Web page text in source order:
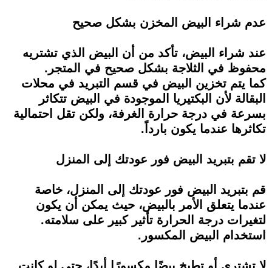
عدم شراء البيض المخزن بشكل صحيح
عند شراء البيض، تأكد من أن البيض الذي تشتريه
محفوظ في الثلاجة بشكل صحيح في المتجر.
كما يتم تخزين البيض في قسم التبريد في محلات
البقالة لأن البكتيريا الموجودة في البيض تتكاثر
بسرعة في درجة حرارة الغرفة، ولكن تقل احتمالية
تكاثرها عندما يكون بارداً.
لا تقم بتبريد البيض فور عودتك إلى المنزل
قم بتبريد البيض فور عودتك إلى المنزل، خاصة
عندما يتعلق الأمر بالبيض، حيث يمكن أن يكون
لتغيرات درجة الحرارة تأثير كبير على سلامته.
استخدام البيض المكسور.